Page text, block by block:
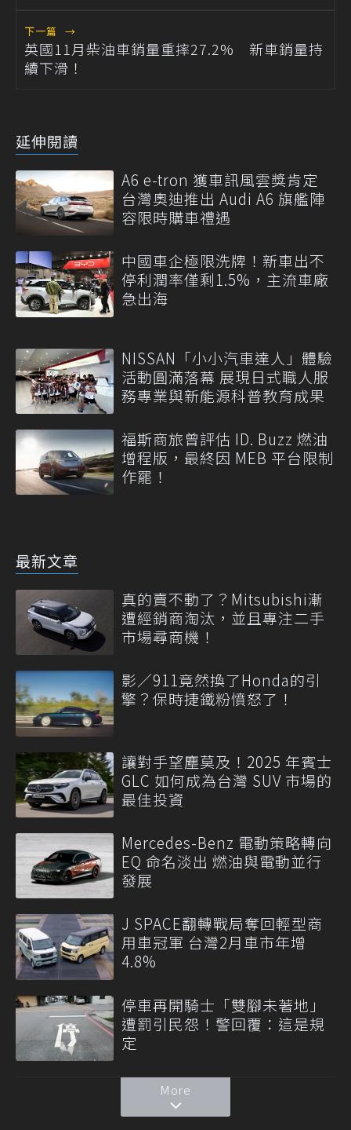
下一篇 →
英國11月柴油車銷量重摔27.2% 新車銷量持
續下滑！
延伸閱讀
A6 e-tron 獲車訊風雲獎肯定
台灣奧迪推出 Audi A6 旗艦陣
容限時購車禮遇
中國車企極限洗牌！新車出不
停利潤率僅剩1.5%，主流車廠
急出海
NISSAN「小小汽車達人」體驗
活動圓滿落幕 展現日式職人服
務專業與新能源科普教育成果
福斯商旅曾評估 ID. Buzz 燃油
增程版，最終因 MEB 平台限制
作罷！
最新文章
真的賣不動了？Mitsubishi漸
遭經銷商淘汰，並且專注二手
市場尋商機！
影／911竟然換了Honda的引
擎？保時捷鐵粉憤怒了！
讓對手望塵莫及！2025 年賓士
GLC 如何成為台灣 SUV 市場的
最佳投資
Mercedes-Benz 電動策略轉向
EQ 命名淡出 燃油與電動並行
發展
J SPACE翻轉戰局奪回輕型商
用車冠軍 台灣2月車市年增
4.8%
停車再開騎士「雙腳未著地」
遭罰引民怨！警回覆：這是規
定
More